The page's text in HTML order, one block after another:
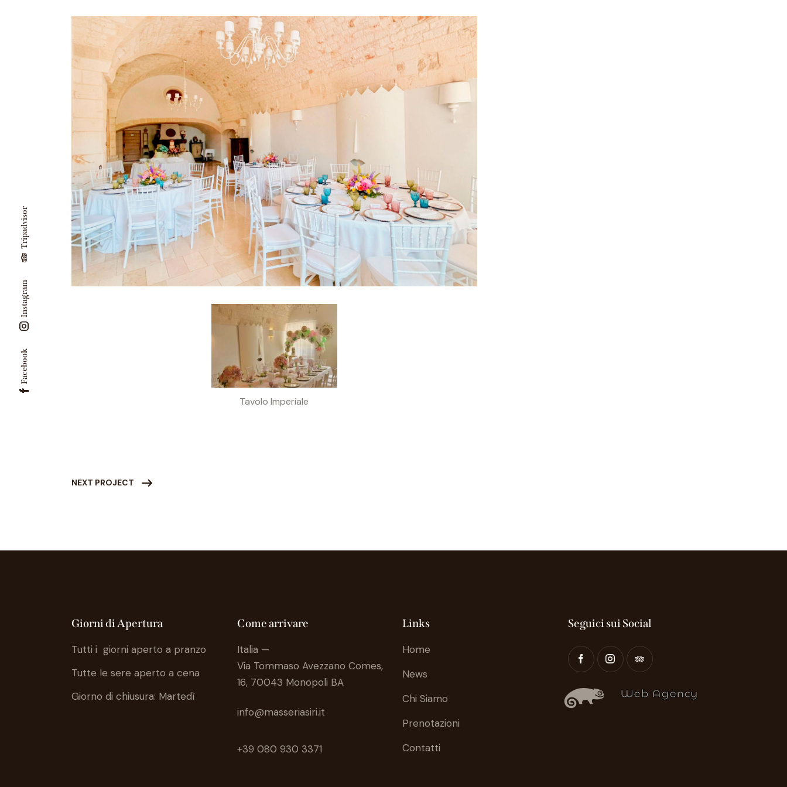
Tavolo Imperiale
NEXT PROJECT
Giorni di Apertura
Tutti i giorni aperto a pranzo
Tutte le sere aperto a cena
Giorno di chiusura: Martedì
Come arrivare
Italia —
Via Tommaso Avezzano Comes,
16, 70043 Monopoli BA
info@masseriasiri.it
+39 080 930 3371
Links
Home
News
Chi Siamo
Prenotazioni
Contatti
Seguici sui Social
Web Agency
Facebook
Instagram
Tripadvisor